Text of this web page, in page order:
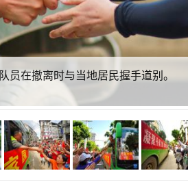
员在撤离时与当地居民握手道别。